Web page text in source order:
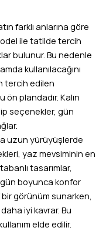
farklı anlarına göre
ile tatilde tercih
bulunur. Bu nedenle
kullanılacağını
tercih edilen
plandadır. Kalın
seçenekler, gün
uzun yürüyüşlerde
yaz mevsiminin en
tasarımlar,
boyunca konfor
görünüm sunarken,
iyi kavrar. Bu
elde edilir.